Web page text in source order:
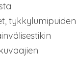
tykkylumipuiden